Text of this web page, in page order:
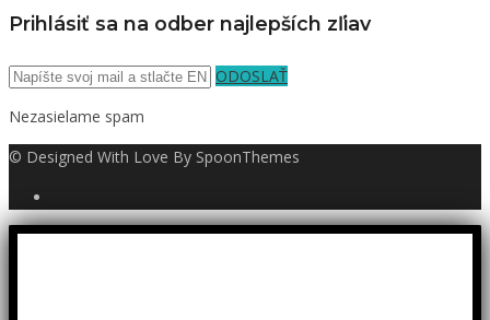
Prihlásiť sa na odber najlepších zľiav
ODOSLAŤ
Nezasielame spam
© Designed With Love By SpoonThemes